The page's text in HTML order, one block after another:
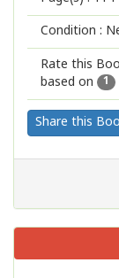
Condition :
Rate this
based on
1
Share this